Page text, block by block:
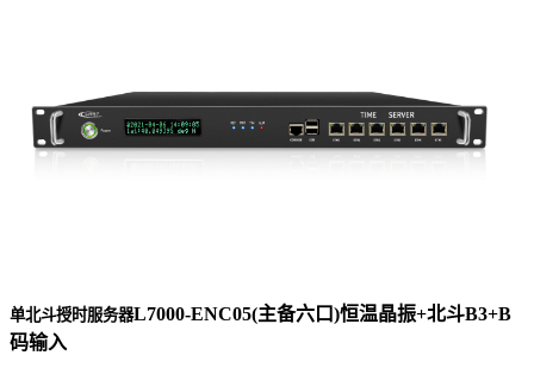
单北斗授时服务器L7000-ENC05(主备六口)恒温晶振+北斗B3+B
码输入